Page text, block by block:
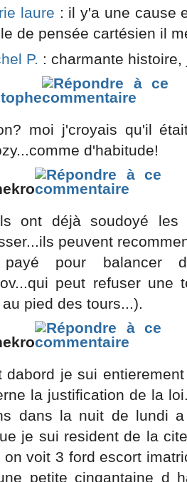
laure : il y'a une cause
de pensée cartésien il
P. : charmante
moi j'croyais qu'il
d'habitude!
ont déjà soudoyé
peuvent
pour balancer
peut refuser une
pied des tours...).
dabord je sui
la justification de la
dans la nuit de lundi
je sui resident de la
on voit 3 ford escort
petite cinqantaine d